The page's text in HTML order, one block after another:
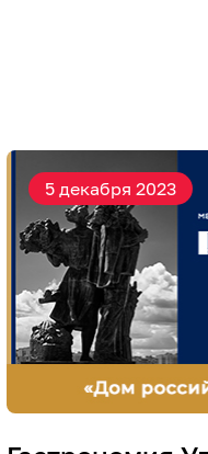
5 декабря 2023